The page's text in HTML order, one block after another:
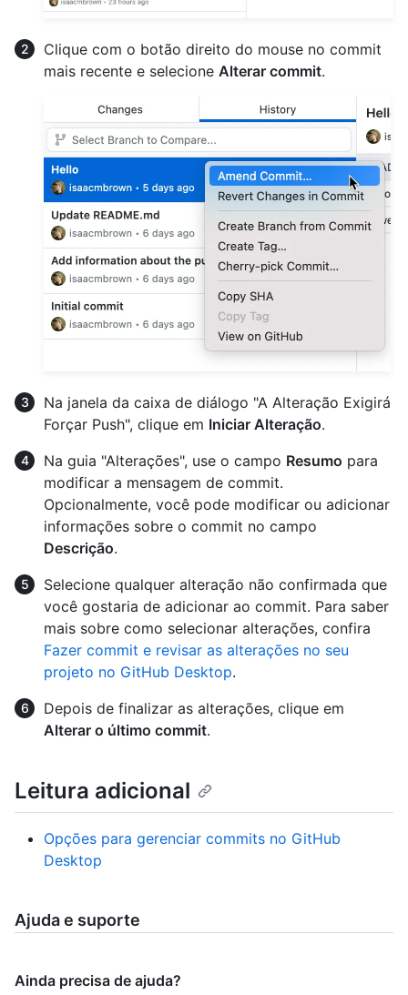
Clique com o botão direito do mouse no commit
mais recente e selecione Alterar commit.
Na janela da caixa de diálogo "A Alteração Exigirá
Forçar Push", clique em Iniciar Alteração.
Na guia "Alterações", use o campo Resumo para
modificar a mensagem de commit.
Opcionalmente, você pode modificar ou adicionar
informações sobre o commit no campo
Descrição.
Selecione qualquer alteração não confirmada que
você gostaria de adicionar ao commit. Para saber
mais sobre como selecionar alterações, confira
Fazer commit e revisar as alterações no seu
projeto no GitHub Desktop.
Depois de finalizar as alterações, clique em
Alterar o último commit.
Leitura adicional
Opções para gerenciar commits no GitHub
Desktop
Ajuda e suporte
Ainda precisa de ajuda?